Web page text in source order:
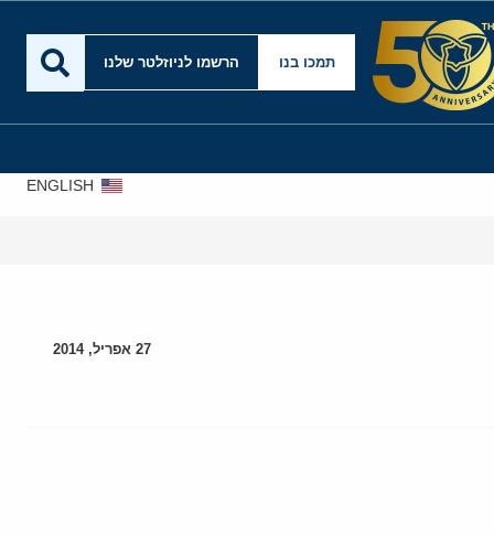
תמכו בנו הרשמו לניוזלטר שלנו
ENGLISH
27 אפריל, 2014